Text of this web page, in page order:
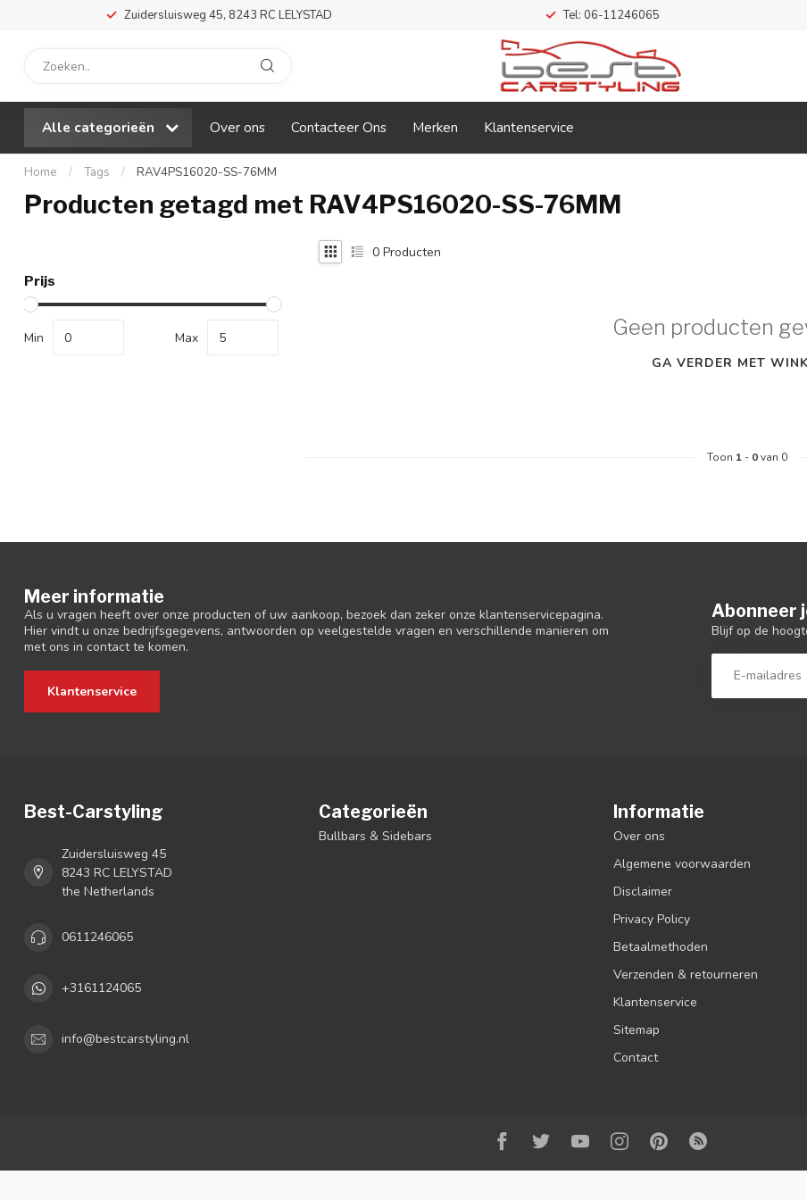
Zuidersluisweg 45, 8243 RC LELYSTAD Tel: 06-11246065
Alle categorieën Over ons Contacteer Ons Merken Klantenservice
Home / Tags / RAV4PS16020-SS-76MM
Producten getagd met RAV4PS16020-SS-76MM
Prijs
Min Max
0 Producten
Geen producten
GA VERDER MET
Toon 1 - 0van 0
Meer informatie
Als u vragen heeft over onze producten of uw aankoop, bezoek dan zeker onze klantenservicepagina.
Hier vindt u onze bedrijfsgegevens, antwoorden op veelgestelde vragen en verschillende manieren om
met ons in contact te komen.
Klantenservice
Abonneer
Blijf op de
Best-Carstyling
Zuidersluisweg 45
8243 RC LELYSTAD
the Netherlands
0611246065
+3161124065
info@bestcarstyling.nl
Categorieën
Bullbars & Sidebars
Informatie
Over ons
Algemene voorwaarden
Disclaimer
Privacy Policy
Betaalmethoden
Verzenden & retourneren
Klantenservice
Sitemap
Contact